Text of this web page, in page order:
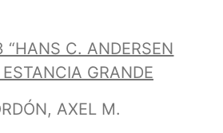
“HANS C. ANDERSEN
GRANDE
AXEL M.